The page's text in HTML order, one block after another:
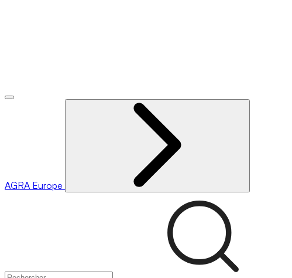
AGRA Europe